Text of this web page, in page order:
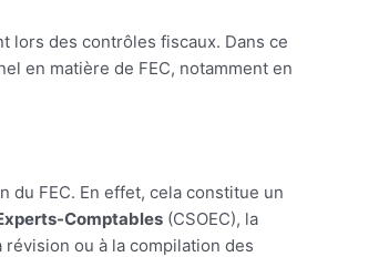
lors des contrôles fiscaux. Dans ce
en matière de FEC, notamment en
du FEC. En effet, cela constitue un
Comptables (CSOEC), la
ou à la compilation des